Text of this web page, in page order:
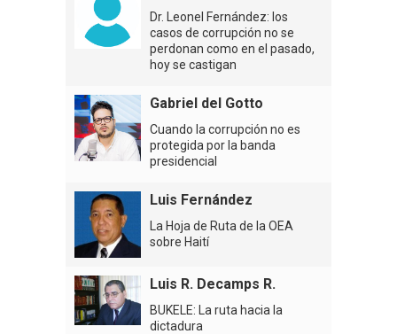
Dr. Leonel Fernández: los
casos de corrupción no se
perdonan como en el pasado,
hoy se castigan
Gabriel del Gotto
Cuando la corrupción no es
protegida por la banda
presidencial
Luis Fernández
La Hoja de Ruta de la OEA
sobre Haití
Luis R. Decamps R.
BUKELE: La ruta hacia la
dictadura